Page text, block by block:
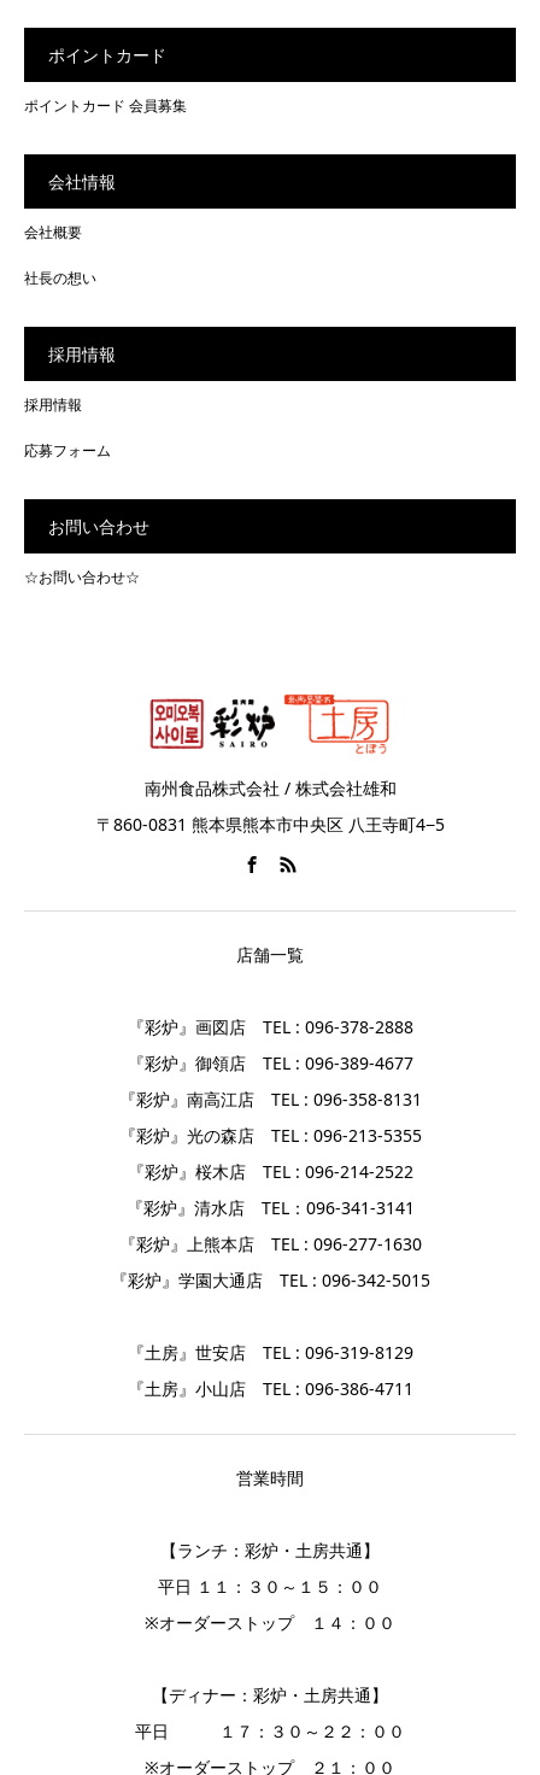
ポイントカード
ポイントカード 会員募集
会社情報
会社概要
社長の想い
採用情報
採用情報
応募フォーム
お問い合わせ
☆お問い合わせ☆
南州食品株式会社 / 株式会社雄和
〒860-0831 熊本県熊本市中央区 八王寺町4−5
店舗一覧
『彩炉』画図店 TEL : 096-378-2888
『彩炉』御領店 TEL : 096-389-4677
『彩炉』南高江店 TEL : 096-358-8131
『彩炉』光の森店 TEL : 096-213-5355
『彩炉』桜木店 TEL : 096-214-2522
『彩炉』清水店 TEL：096-341-3141
『彩炉』上熊本店 TEL : 096-277-1630
『彩炉』学園大通店 TEL : 096-342-5015
『土房』世安店 TEL : 096-319-8129
『土房』小山店 TEL : 096-386-4711
営業時間
【ランチ：彩炉・土房共通】
平日 １１：３０～１５：００
※オーダーストップ １４：００
【ディナー：彩炉・土房共通】
平日 １７：３０～２２：００
※オーダーストップ ２１：００